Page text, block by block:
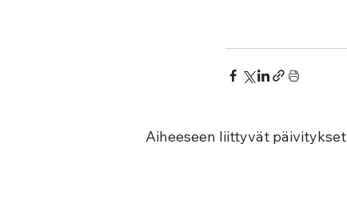
Aiheeseen liittyvät päivitykset